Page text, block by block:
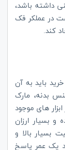
داشته باشد،
در عملکر فک
کند.
باید به آن
بدنه، مارک
های موجود
و بسیار ارزان
بسیار بالا و
یک عمر پاسخ